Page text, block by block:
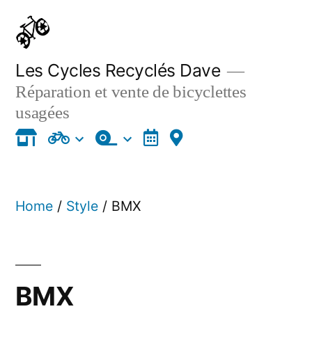
content
Les Cycles Recyclés Dave
Réparation et vente de bicyclettes
usagées
Home / Style / BMX
BMX